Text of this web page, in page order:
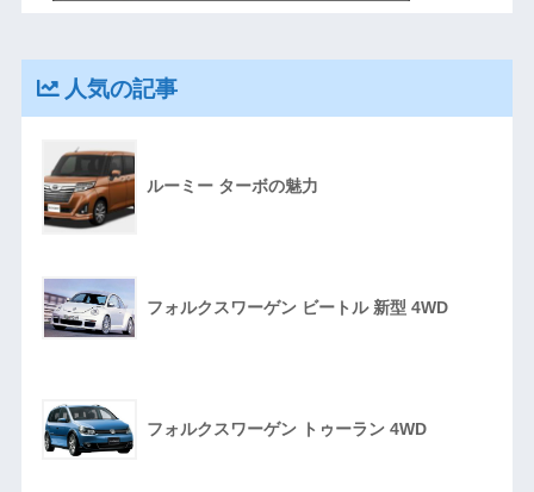
人気の記事
ルーミー ターボの魅力
フォルクスワーゲン ビートル 新型 4WD
フォルクスワーゲン トゥーラン 4WD